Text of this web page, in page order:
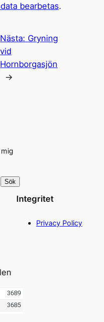
bearbetas.
Nästa: Gryning
vid
Hornborgasjön
→
Sök
Integritet
Privacy Policy